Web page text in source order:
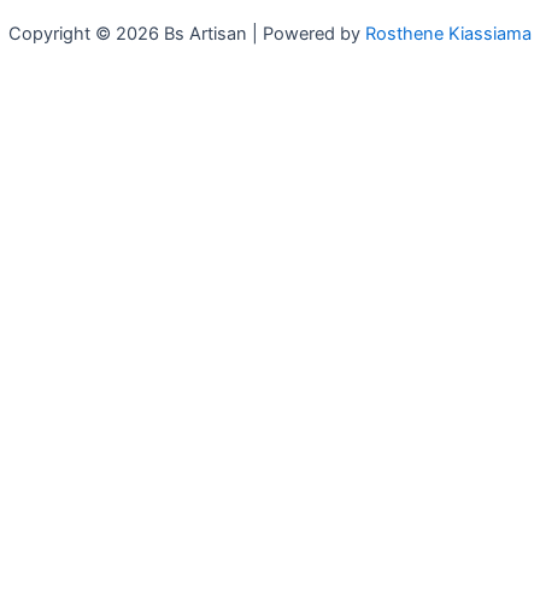
Copyright © 2026 Bs Artisan | Powered by Rosthene Kiassiama